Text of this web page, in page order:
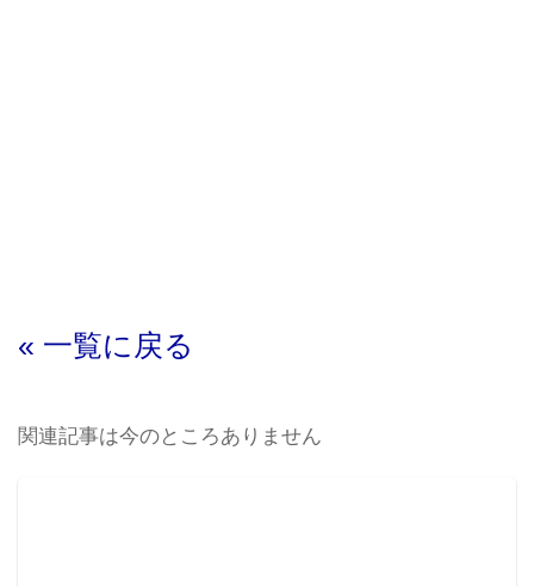
« 一覧に戻る
関連記事は今のところありません